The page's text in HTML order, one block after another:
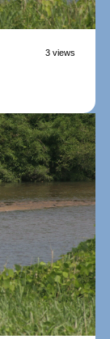
3 views